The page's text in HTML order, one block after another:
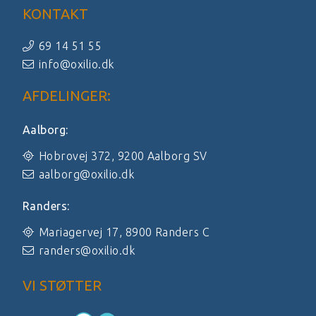
KONTAKT
69 14 51 55
info@oxilio.dk
AFDELINGER:
Aalborg:
Hobrovej 372, 9200 Aalborg SV
aalborg@oxilio.dk
Randers:
Mariagervej 17, 8900 Randers C
randers@oxilio.dk
VI STØTTER